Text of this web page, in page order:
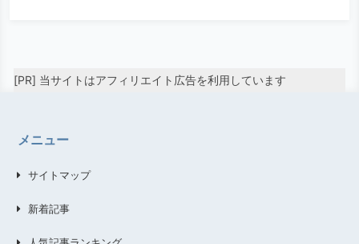
[PR] 当サイトはアフィリエイト広告を利用しています
メニュー
サイトマップ
新着記事